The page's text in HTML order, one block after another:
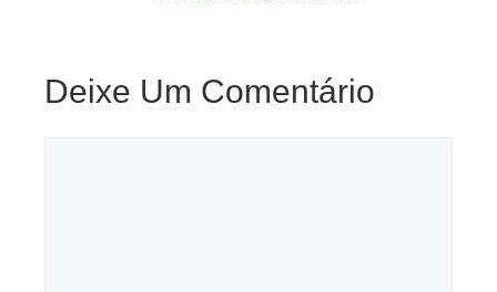
Deixe Um Comentário